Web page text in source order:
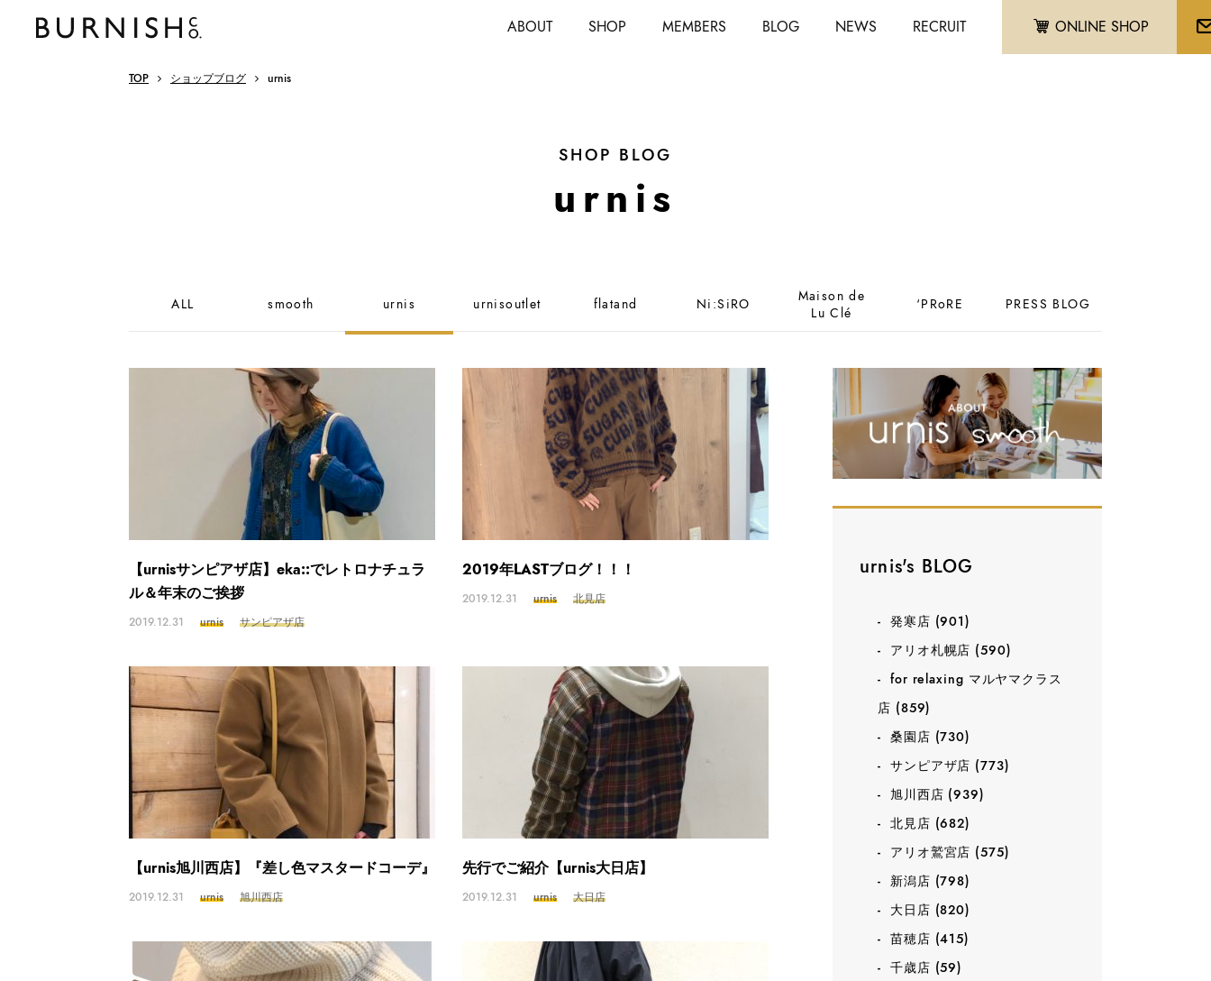
ABOUT SHOP MEMBERS BLOG NEWS RECRUIT ONLINE SHOP
TOP ショップブログ urnis
SHOP BLOG
urnis
ALL smooth urnis urnisoutlet flatand Ni:SiRO
Maison de
Lu Clé
‘PRoRE PRESS BLOG
【urnisサンピアザ店】eka::でレトロナチュラ
ル＆年末のご挨拶
2019.12.31 urnis サンピアザ店
2019年LASTブログ！！！
2019.12.31 urnis 北見店
【urnis旭川西店】『差し色マスタードコーデ』
2019.12.31 urnis 旭川西店
先行でご紹介【urnis大日店】
2019.12.31 urnis 大日店
urnis's BLOG
発寒店 (901)
アリオ札幌店 (590)
for relaxing マルヤマクラス
店 (859)
桑園店 (730)
サンピアザ店 (773)
旭川西店 (939)
北見店 (682)
アリオ鷲宮店 (575)
新潟店 (798)
大日店 (820)
苗穂店 (415)
千歳店 (59)